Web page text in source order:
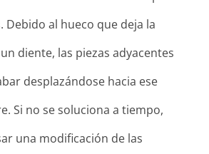
Debido al hueco que deja la
diente, las piezas adyacentes
desplazándose hacia ese
Si no se soluciona a tiempo,
una modificación de las